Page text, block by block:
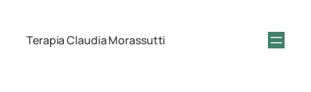
Terapia Claudia Morassutti